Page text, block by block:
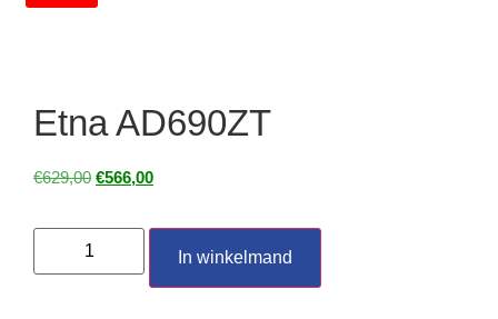
Etna AD690ZT
€629,00 €566,00
In winkelmand